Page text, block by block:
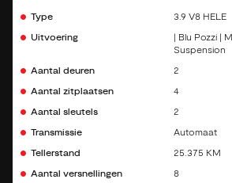
Type 3.9 V8 HELE
Uitvoering
| Blu Pozzi |
Suspension
Aantal deuren 2
Aantal zitplaatsen 4
Aantal sleutels 2
Transmissie Automaat
Tellerstand 25.375 KM
Aantal versnellingen 8